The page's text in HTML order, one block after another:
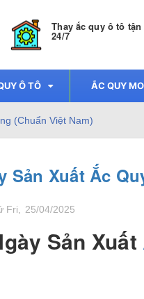
Thay ắc quy ô tô
24/7
Ô TÔ ẮC QUY
(Chuẩn Việt Nam)
Sản Xuất Ắc
Fri, 25/04/2025
Sản Xuất